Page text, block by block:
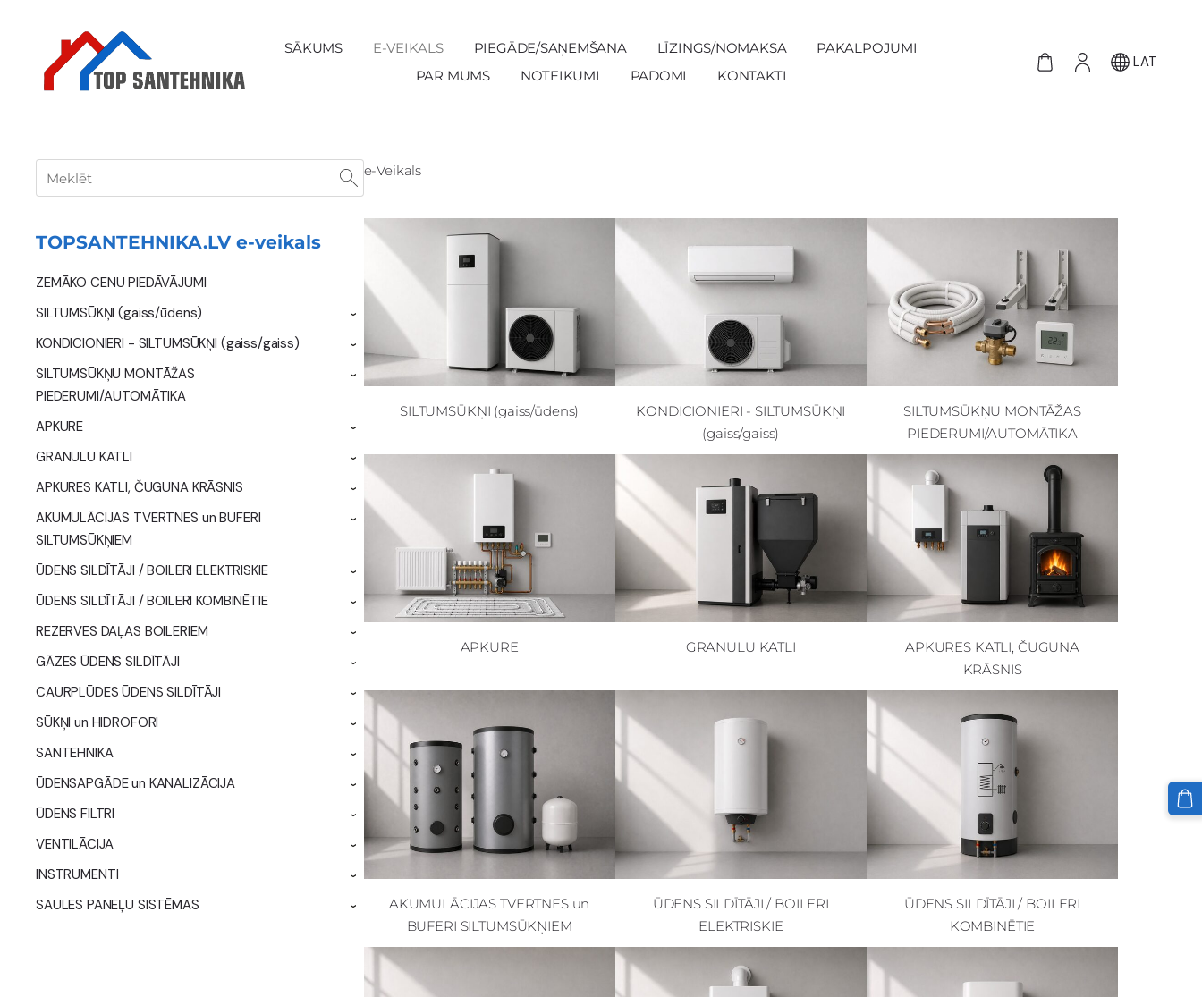
SĀKUMS E-VEIKALS PIEGĀDE/SAŅEMŠANA LĪZINGS/NOMAKSA
PAKALPOJUMI
PAR MUMS
NOTEIKUMI PADOMI KONTAKTI
LAT
TOPSANTEHNIKA.LV e-veikals
ZEMĀKO CENU PIEDĀVĀJUMI
SILTUMSŪKŅI (gaiss/ūdens)
›
KONDICIONIERI - SILTUMSŪKŅI (gaiss/gaiss) ›
SILTUMSŪKŅU MONTĀŽAS
PIEDERUMI/AUTOMĀTIKA
›
APKURE ›
GRANULU KATLI ›
APKURES KATLI, ČUGUNA KRĀSNIS ›
AKUMULĀCIJAS TVERTNES un BUFERI
SILTUMSŪKŅIEM
›
ŪDENS SILDĪTĀJI / BOILERI ELEKTRISKIE ›
ŪDENS SILDĪTĀJI / BOILERI KOMBINĒTIE ›
REZERVES DAĻAS BOILERIEM ›
GĀZES ŪDENS SILDĪTĀJI ›
CAURPLŪDES ŪDENS SILDĪTĀJI ›
SŪKŅI un HIDROFORI ›
SANTEHNIKA ›
ŪDENSAPGĀDE un KANALIZĀCIJA ›
ŪDENS FILTRI ›
VENTILĀCIJA ›
INSTRUMENTI ›
SAULES PANEĻU SISTĒMAS ›
e-Veikals
SILTUMSŪKŅI (gaiss/ūdens)
KONDICIONIERI - SILTUMSŪKŅI
(gaiss/gaiss)
SILTUMSŪKŅU MONTĀŽAS
PIEDERUMI/AUTOMĀTIKA
APKURE GRANULU KATLI
APKURES KATLI, ČUGUNA
KRĀSNIS
AKUMULĀCIJAS TVERTNES un
BUFERI SILTUMSŪKŅIEM
ŪDENS SILDĪTĀJI / BOILERI
ELEKTRISKIE
ŪDENS SILDĪTĀJI / BOILERI
KOMBINĒTIE